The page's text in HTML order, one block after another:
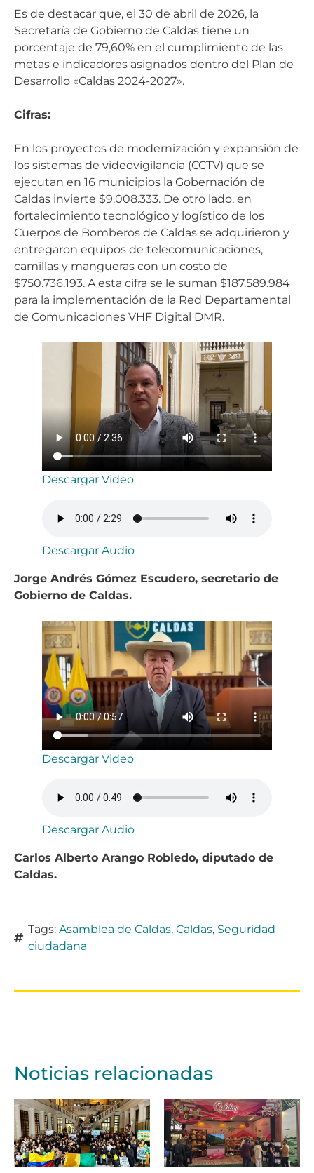
Es de destacar que, el 30 de abril de 2026, la
Secretaría de Gobierno de Caldas tiene un
porcentaje de 79,60% en el cumplimiento de las
metas e indicadores asignados dentro del Plan de
Desarrollo «Caldas 2024-2027».
Cifras:
En los proyectos de modernización y expansión de
los sistemas de videovigilancia (CCTV) que se
ejecutan en 16 municipios la Gobernación de
Caldas invierte $9.008.333. De otro lado, en
fortalecimiento tecnológico y logístico de los
Cuerpos de Bomberos de Caldas se adquirieron y
entregaron equipos de telecomunicaciones,
camillas y mangueras con un costo de
$750.736.193. A esta cifra se le suman $187.589.984
para la implementación de la Red Departamental
de Comunicaciones VHF Digital DMR.
Descargar Video
Descargar Audio
Jorge Andrés Gómez Escudero, secretario de
Gobierno de Caldas.
Descargar Video
Descargar Audio
Carlos Alberto Arango Robledo, diputado de
Caldas.
Tags: Asamblea de Caldas, Caldas, Seguridad
ciudadana
Noticias relacionadas